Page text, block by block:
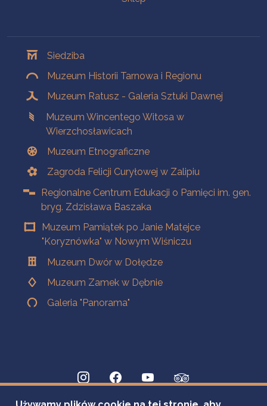
Siedziba
Muzeum Historii Tarnowa i Regionu
Muzeum Ratusz - Galeria Sztuki Dawnej
Muzeum Wincentego Witosa w
Wierzchosławicach
Muzeum Etnograficzne
Zagroda Felicji Curyłowej w Zalipiu
Regionalne Centrum Edukacji o Pamięci im. gen.
bryg. Zdzisława Baszaka
Muzeum Pamiątek po Janie Matejce
"Koryznówka" w Nowym Wiśniczu
Muzeum Dwór w Dołędze
Muzeum Zamek w Dębnie
Galeria "Panorama"